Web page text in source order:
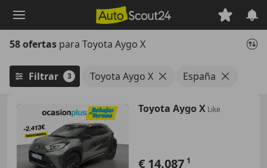
principal
58 ofertas para Toyota Aygo X
Filtrar 3 Toyota Aygo X España
Toyota Aygo X Like
€ 14.087 1